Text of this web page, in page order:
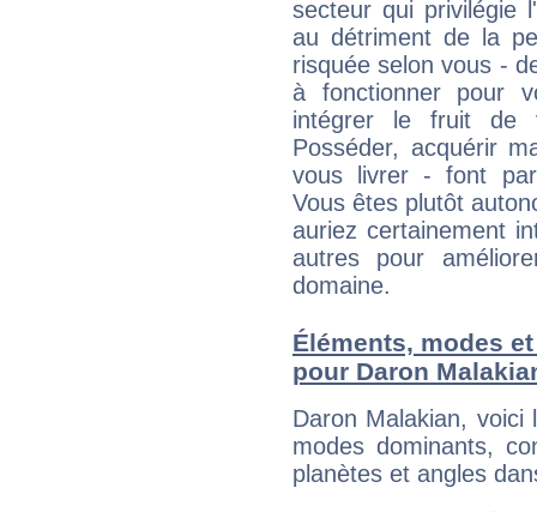
secteur qui privilégie
au détriment de la
risquée selon vous -
à fonctionner pour
intégrer le fruit de
Posséder, acquérir
vous livrer - font
Vous êtes plutôt
auriez certainement
autres pour
domaine.
Éléments, modes
pour Daron
Daron Malakian,
modes dominants,
planètes et angles